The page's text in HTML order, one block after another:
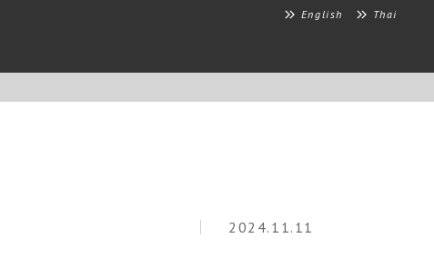
English Thai
2024.11.11